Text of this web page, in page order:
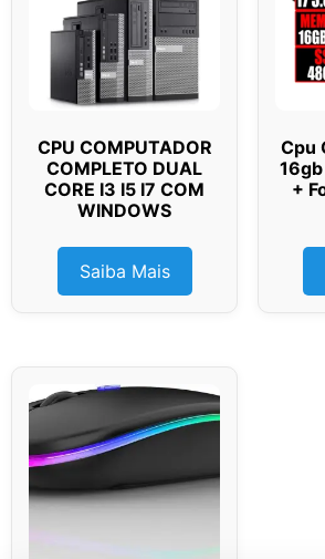
CPU COMPUTADOR
COMPLETO DUAL
CORE I3 I5 I7 COM
WINDOWS
Saiba Mais
Cpu
+